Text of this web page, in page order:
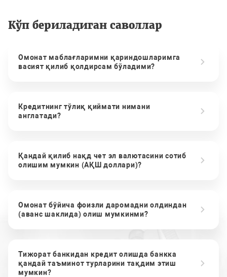
Кўп бериладиган саволлар
Омонат маблағларимни қариндошларимга
васият қилиб қолдирсам бўладими?
Кредитнинг тўлиқ қиймати нимани
англатади?
Қандай қилиб нақд чет эл валютасини сотиб
олишим мумкин (АҚШ доллари)?
Омонат бўйича фоизли даромадни олдиндан
(аванс шаклида) олиш мумкинми?
Тижорат банкидан кредит олишда банкка
қандай таъминот турларини тақдим этиш
мумкин?